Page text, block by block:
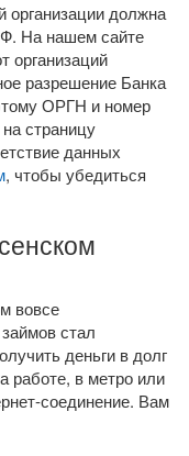
организации должна
На нашем сайте
организаций
разрешение Банка
ОРГН и номер
страницу
данных
, чтобы убедиться
вовсе
стал
деньги в долг
работе, в метро или
соединение. Вам